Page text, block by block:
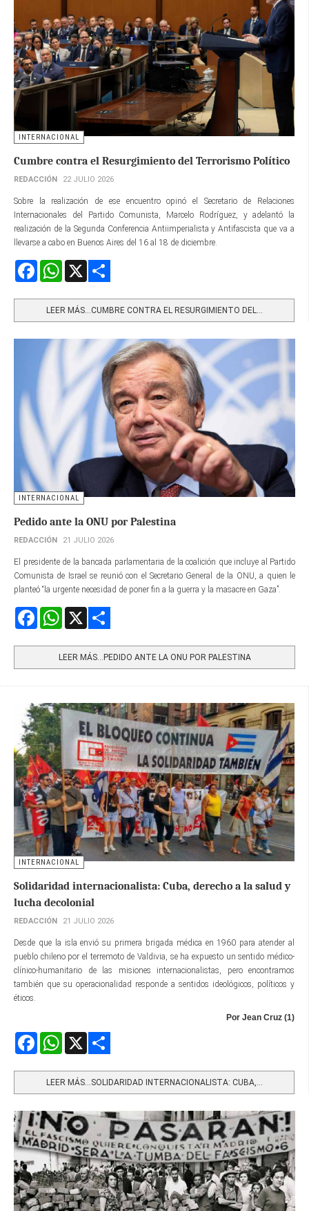
INTERNACIONAL
Cumbre contra el Resurgimiento del Terrorismo Político
REDACCIÓN 22 JULIO 2026
Sobre la realización de ese encuentro opinó el Secretario de Relaciones
Internacionales del Partido Comunista, Marcelo Rodríguez, y adelantó la
realización de la Segunda Conferencia Antiimperialista y Antifascista que va a
llevarse a cabo en Buenos Aires del 16 al 18 de diciembre.
FacebookWhatsApp
LEER MÁS…CUMBRE CONTRA EL RESURGIMIENTO DEL...
INTERNACIONAL
Pedido ante la ONU por Palestina
REDACCIÓN 21 JULIO 2026
El presidente de la bancada parlamentaria de la coalición que incluye al Partido
Comunista de Israel se reunió con el Secretario General de la ONU, a quien le
planteó “la urgente necesidad de poner fin a la guerra y la masacre en Gaza”.
FacebookWhatsApp
LEER MÁS…PEDIDO ANTE LA ONU POR PALESTINA
INTERNACIONAL
Solidaridad internacionalista: Cuba, derecho a la salud y
lucha decolonial
REDACCIÓN 21 JULIO 2026
Desde que la isla envió su primera brigada médica en 1960 para atender al
pueblo chileno por el terremoto de Valdivia, se ha expuesto un sentido médico-
clínico-humanitario de las misiones internacionalistas, pero encontramos
también que su operacionalidad responde a sentidos ideológicos, políticos y
éticos.
Por Jean Cruz (1)
FacebookWhatsApp
LEER MÁS…SOLIDARIDAD INTERNACIONALISTA: CUBA,...